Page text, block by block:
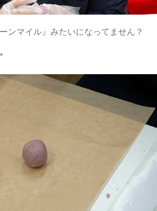
ンマイル』みたいになってません？